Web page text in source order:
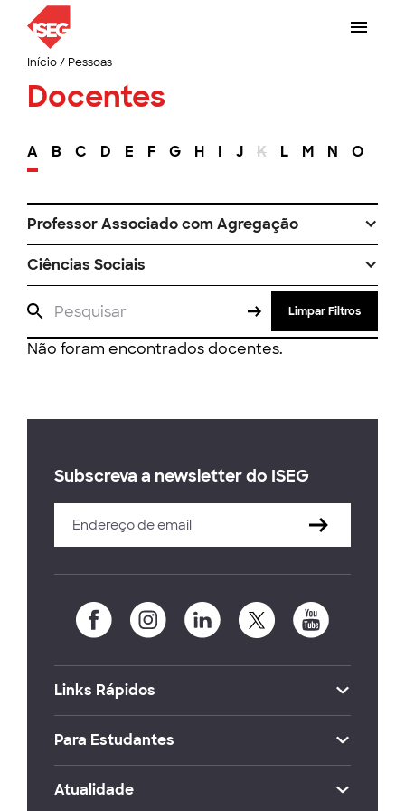
Início/ Pessoas
Docentes
A B C D E F G H I J K L M N O
Professor Associado com Agregação
Ciências Sociais
Limpar Filtros
Não foram encontrados docentes.
Subscreva a newsletter do ISEG
Links Rápidos
Para Estudantes
Atualidade